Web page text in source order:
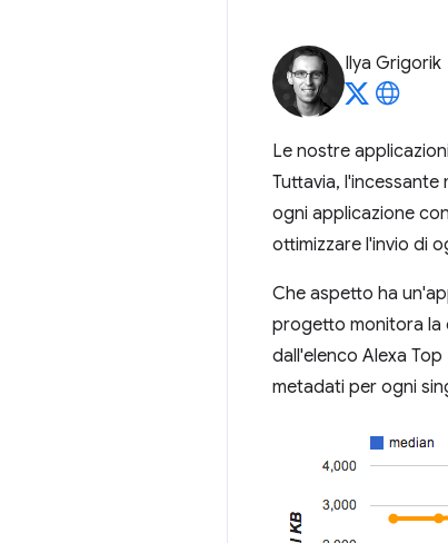
Ilya Grigorik
Le nostre
Tuttavia,
ogni applicazione
ottimizzare l'invio di
Che aspetto ha
progetto monitora la
dall'elenco Alexa
metadati per ogni